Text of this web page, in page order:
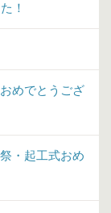
！
でとうござ
起工式おめ